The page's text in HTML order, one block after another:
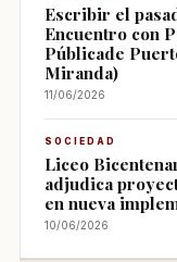
Escribir el
Encuentro con
Públicade
Miranda)
11/06/2026
SOCIEDAD
Liceo
adjudica
en nueva
10/06/2026